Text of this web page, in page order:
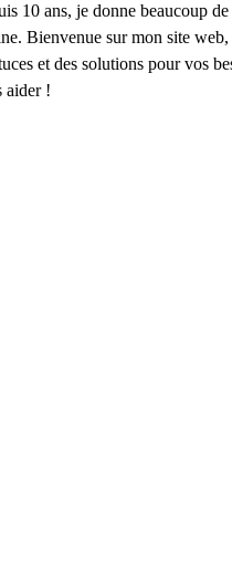
10 ans, je donne beaucoup
Bienvenue sur mon site
et des solutions pour vos
aider !